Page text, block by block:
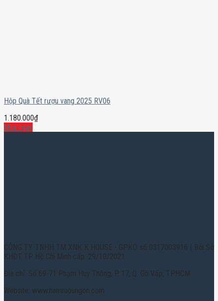
Hộp Quà Tết rượu vang 2025 RV06
1.180.000₫
Mua ngay
CÔNG TY TNHH TM XNK K HOUSE - GPKD số 0317003916 | Bởi Sở
KHĐT TP. Hồ Chí Minh cấp: 29/10/2021
Địa chỉ: Số 69-71 Phạm Huy Thông, P. 17, Q. Gò Vấp, TPHCM
Website: www.hamruoungon.com